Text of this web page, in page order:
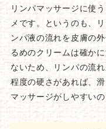
リンパマッサージに使
メです。というのも、
ンパ液の流れを皮膚の
るめのクリームは確か
ないため、リンパの流
程度の硬さがあれば、
マッサージがしやすいの